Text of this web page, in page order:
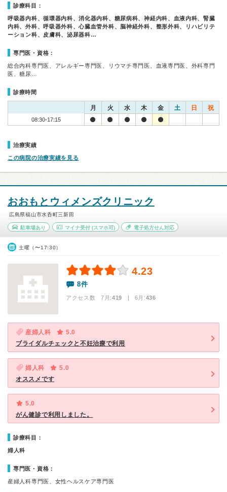
診療科目：
呼吸器内科、循環器内科、消化器内科、糖尿病科、神経内科、血液内科、腎臓
内科、外科、呼吸器外科、心臓血管外科、脳神経外科、整形外科、リハビリテ
ーション科、皮膚科、泌尿器科…
専門医・資格：
総合内科専門医、アレルギー専門医、リウマチ専門医、血液専門医、外科専門
医、糖尿…
診療時間
月 火 水 木 金 土 日 祝
08:30-17:15
治療実績
この病院の治療実績を見る
おおもとウィメンズクリニック
広島県福山市水呑町三新田
駐車場あり マイナ受付(スマホ可) 電子処方せん対応
土曜（〜17:30）
4.23
8件
アクセス数 7月:419 | 6月:436
産婦人科
5.0
ブライダルチェックと不妊治療で利用
婦人科
5.0
オススメです
5.0
がん健診で利用しました。
診療科目：
婦人科
専門医・資格：
産婦人科専門医、女性ヘルスケア専門医